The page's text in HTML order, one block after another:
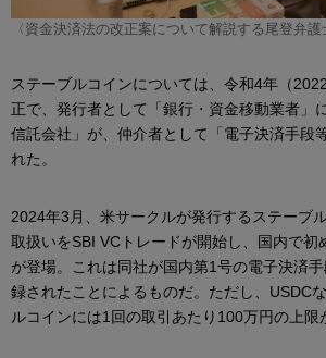
〈資金決済法の改正案について解説する尾登弁護
ステーブルコインについては、令和4年（
正で、発行者として「銀行・資金移動業者」
信託会社」が、仲介者として「電子決済手段
れた。
2024年3月、米サークルが発行するステーブ
取扱いをSBI VCトレードが開始し、国内で初
が登場。これは同社が国内第1号の電子決済
録されたことによるものだ。ただし、USDC
ルコインには1回の取引あたり100万円の上限